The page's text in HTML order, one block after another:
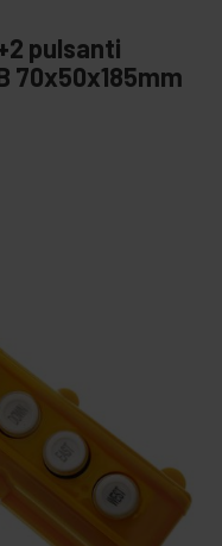
pulsanti
70x50x185mm